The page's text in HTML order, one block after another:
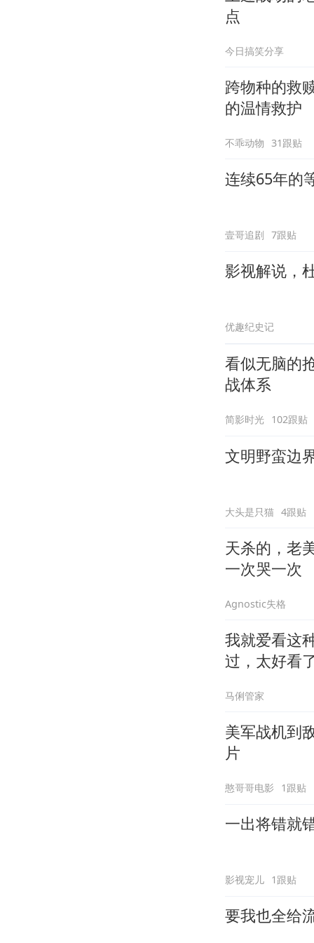
点
今日搞笑分享
跨物种的救
的温情救护
不乖动物 31跟贴
连续65年的
壹哥追剧 7跟贴
影视解说，
优趣纪史记
看似无脑的
战体系
简影时光 102跟贴
文明野蛮边
大头是只猫 4跟贴
天杀的，老
一次哭一次
Agnostic失格
我就爱看这
过，太好看
马俐管家
美军战机到
片
憨哥哥电影 1跟贴
一出将错就
影视宠儿 1跟贴
要我也全给